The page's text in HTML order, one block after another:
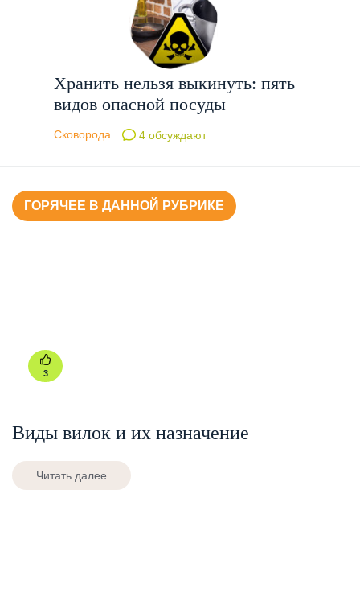
Хранить нельзя выкинуть: пять
видов опасной посуды
Сковорода 4 обсуждают
ГОРЯЧЕЕ В ДАННОЙ РУБРИКЕ
3
Виды вилок и их назначение
Читать далее